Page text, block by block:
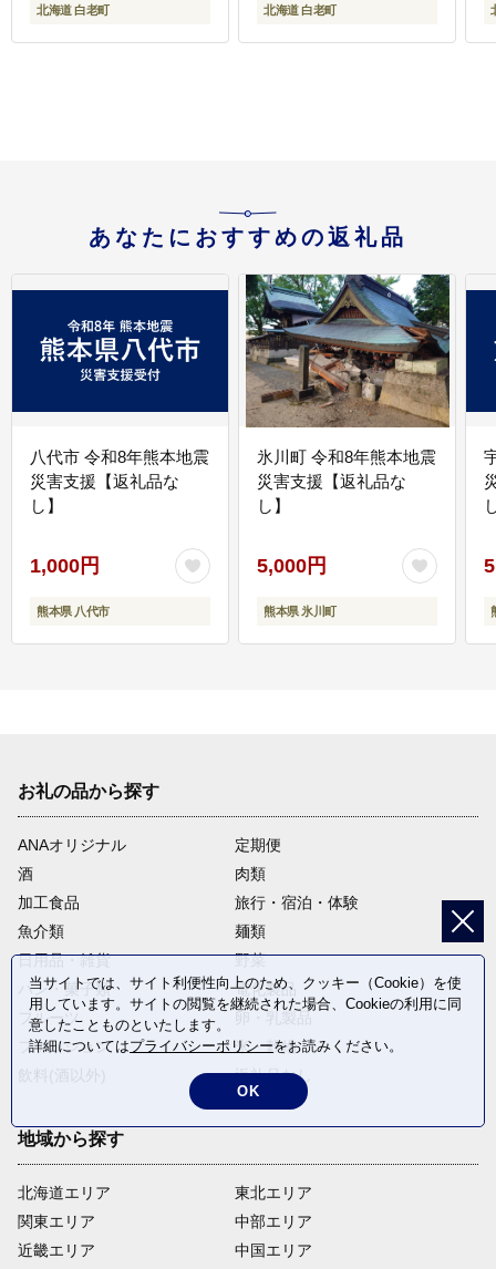
北海道 白老町 北海道 白老町
あなたにおすすめの返礼品
八代市 令和8年熊本地震
災害支援【返礼品な
し】
1,000円
熊本県 八代市
氷川町 令和8年熊本地震
災害支援【返礼品な
し】
5,000円
熊本県 氷川町
お礼の品から探す
ANAオリジナル
定期便
酒
肉類
加工食品
旅行・宿泊・体験
魚介類
麺類
日用品・雑貨
野菜
パン・菓子類
電化製品
フルーツ
ファッション
米・穀物
返礼品なし
地域から探す
北海道エリア
関東エリア
近畿エリア
東北エリア
中部エリア
中国エリア
当サイトでは、サイト利便性向上のため、クッキー（Cookie）を使
用しています。サイトの閲覧を継続された場合、Cookieの利用に同
意したことものといたします。
詳細についてはプライバシーポリシーをお読みください。
OK